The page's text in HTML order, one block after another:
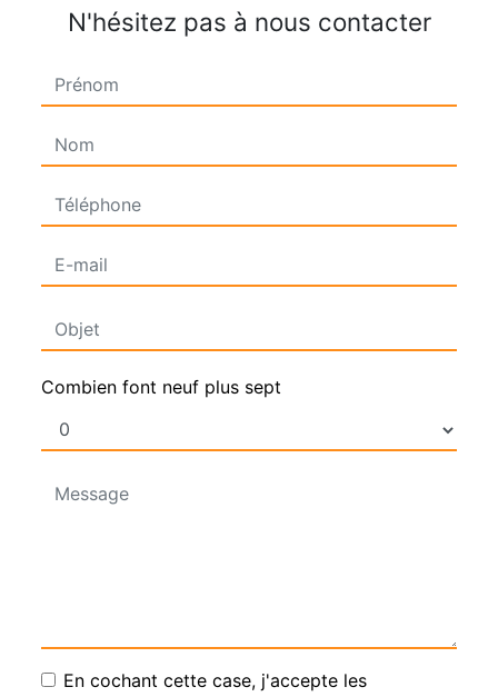
N'hésitez pas à nous contacter
Combien font neuf plus sept
En cochant cette case, j'accepte les